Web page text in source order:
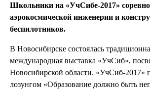
Школьники на «УчСибе-2017»
аэрокосмической инженерии и
беспилотников.
В Новосибирске состоялась
международная выставка «УчСиб»,
Новосибирской области. «УчСиб-2017»
лозунгом «Образование должно быть